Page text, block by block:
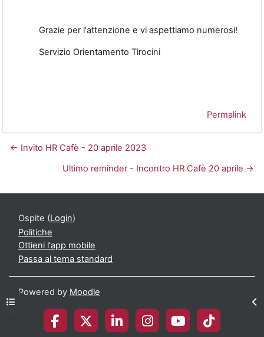
Apri indice del corso
Grazie per l'attenzione e vi aspettiamo numerosi!
Servizio Orientamento Tirocini
Permalink
← Invito HR Cafè - 20 aprile 2023
Ultimo reminder - Incontro HR Cafè 20 aprile →
Ospite (Login)
Politiche
Ottieni l'app mobile
Passa al tema standard
Powered by Moodle